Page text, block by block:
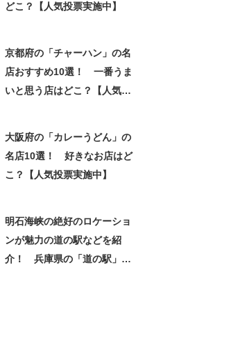
どこ？【人気投票実施中】
京都府の「チャーハン」の名
店おすすめ10選！ 一番うま
いと思う店はどこ？【人気投
大阪府の「カレーうどん」の
名店10選！ 好きなお店はど
こ？【人気投票実施中】
明石海峡の絶好のロケーショ
ンが魅力の道の駅などを紹
介！ 兵庫県の「道の駅」お